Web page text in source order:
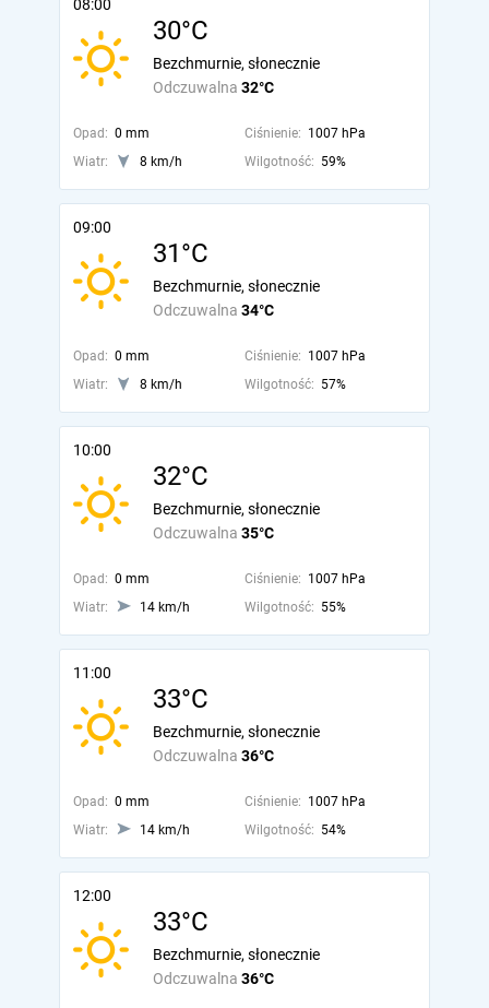
08:00
30°C
Odczuwalna 32°C
Bezchmurnie, słonecznie
Opad: 0 mm Ciśnienie: 1007 hPa
Wiatr:
8 km/h Wilgotność: 59%
09:00
31°C
Odczuwalna 34°C
Bezchmurnie, słonecznie
Opad: 0 mm Ciśnienie: 1007 hPa
Wiatr:
8 km/h Wilgotność: 57%
10:00
32°C
Odczuwalna 35°C
Bezchmurnie, słonecznie
Opad: 0 mm Ciśnienie: 1007 hPa
Wiatr:
14 km/h Wilgotność: 55%
11:00
33°C
Odczuwalna 36°C
Bezchmurnie, słonecznie
Opad: 0 mm Ciśnienie: 1007 hPa
Wiatr:
14 km/h Wilgotność: 54%
12:00
33°C
Odczuwalna 36°C
Bezchmurnie, słonecznie